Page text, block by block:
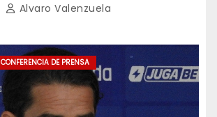
Alvaro Valenzuela
CONFERENCIA DE PRENSA